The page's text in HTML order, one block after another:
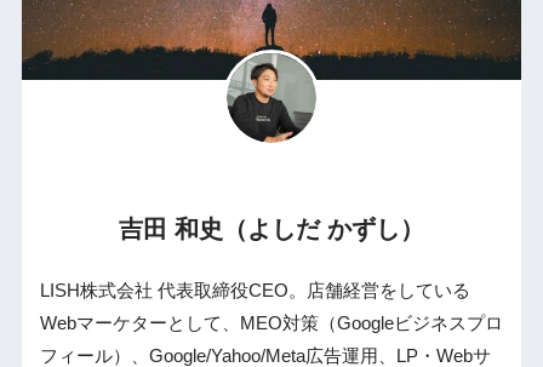
吉田 和史（よしだ かずし）
LISH株式会社 代表取締役CEO。店舗経営をしている
Webマーケターとして、MEO対策（Googleビジネスプロ
フィール）、Google/Yahoo/Meta広告運用、LP・Webサ